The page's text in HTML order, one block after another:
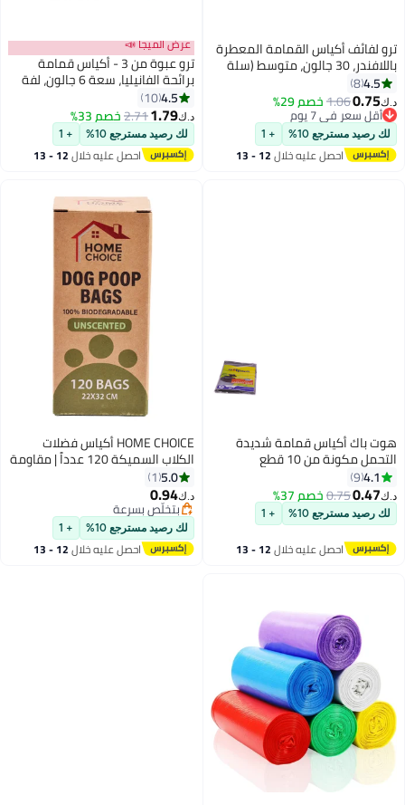
ترو لفائف أكياس القمامة المعطرة
باللافندر، 30 جالون، متوسط (سلة
المطبخ)، 60x90 سم - 20 كيس
4.5
8
د.ك‏0.75
1.06خصم 29%
أقل سعر في 7 يوم
أقل سعر في 7 يوم
لك رصيد مسترجع 10% + 1
احصل عليه خلال 12 - 13
عرض الميجا 📣
ترو عبوة من 3 - أكياس قمامة
برائحة الفانيليا، سعة 6 جالون، لفة
مدمجة 46x52 سم - 30 كيس x 3
4.5
10
د.ك‏1.79
2.71خصم 33%
لك رصيد مسترجع 10% + 1
احصل عليه خلال 12 - 13
هوت باك أكياس قمامة شديدة
التحمل مكونة من 10 قطع
متوسطة الحجم 30 جالون
4.1
9
د.ك‏0.47
0.75خصم 37%
لك رصيد مسترجع 10% + 1
احصل عليه خلال 12 - 13
HOME CHOICE أكياس فضلات
الكلاب السميكة 120 عدداً | مقاومة
للتسرب، قابلة للتحلل و التحويل إلى
سماد
5.0
1
د.ك‏0.94
بتخلّص بسرعة
بتخلّص بسرعة
لك رصيد مسترجع 10% + 1
احصل عليه خلال 12 - 13